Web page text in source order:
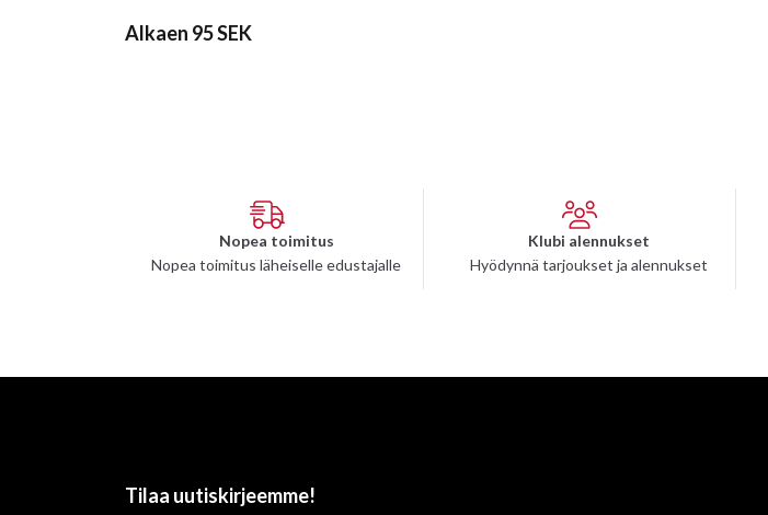
Alkaen 95 SEK
Nopea toimitus
Nopea toimitus läheiselle edustajalle
Klubi alennukset
Hyödynnä tarjoukset ja alennukset
Tilaa uutiskirjeemme!